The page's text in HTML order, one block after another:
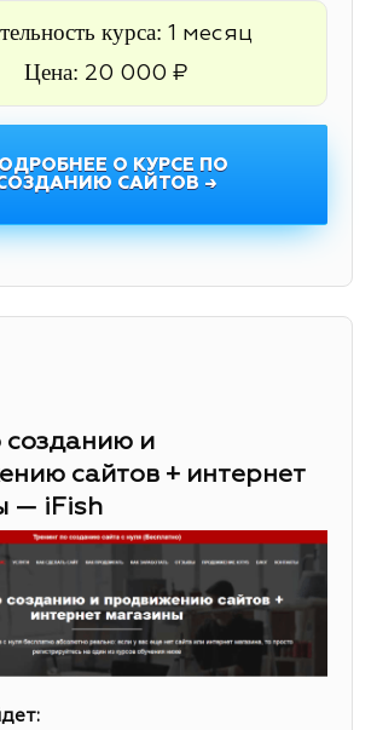
курса: 1 месяц
Цена: 20 000 ₽
О КУРСЕ ПО
САЙТОВ →
созданию и
сайтов + интернет
— iFish